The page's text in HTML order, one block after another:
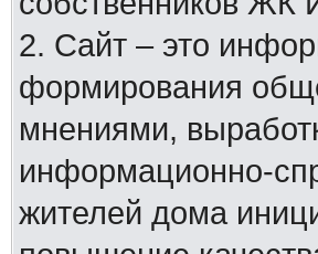
2. Сайт – это
формирования
мнениями,
информационно-
жителей дома